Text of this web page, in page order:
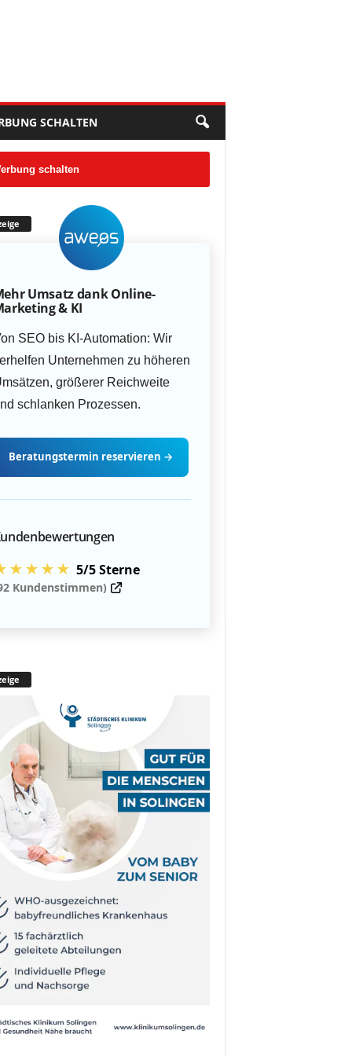
SCHALTEN
schalten
Umsatz dank Online-
& KI
SEO bis KI-Automation: Wir
Unternehmen zu höheren
größerer Reichweite
schlanken Prozessen.
Beratungstermin reservieren →
5/5 Sterne
Kundenstimmen)